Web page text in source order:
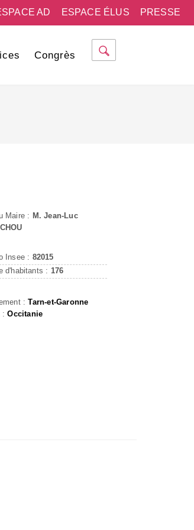
PRESSE
ESPACE ÉLUS
AD
Congrès
Maire : M. Jean-Luc
Insee : 82015
d'habitants : 176
:Tarn-et-Garonne
:Occitanie